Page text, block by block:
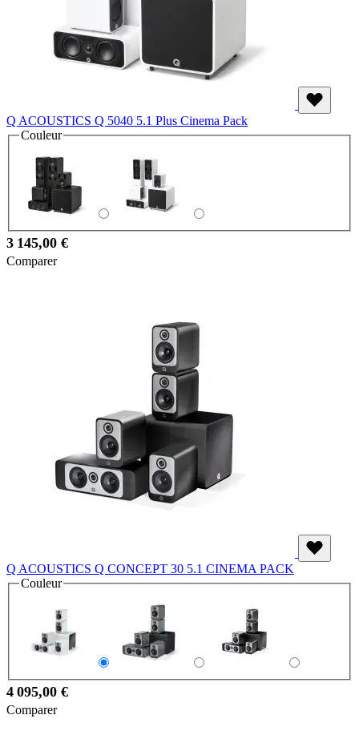
Q ACOUSTICS Q 5040 5.1 Plus Cinema Pack
Couleur
3 145,00 €
Comparer
Q ACOUSTICS Q CONCEPT 30 5.1 CINEMA PACK
Couleur
4 095,00 €
Comparer